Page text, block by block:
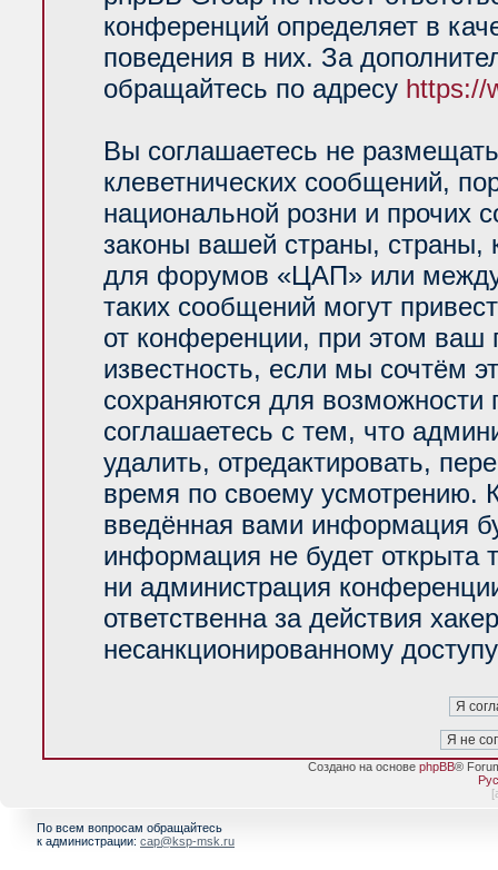
конференций определяет в
поведения в них. За
обращайтесь по адресу https://
Вы соглашаетесь не
клеветнических сообщений,
национальной розни и прочих
законы вашей страны, страны,
для форумов «ЦАП» или
таких сообщений могут
от конференции, при этом ваш
известность, если мы сочтём
сохраняются для возможности
соглашаетесь с тем, что
удалить, отредактировать,
время по своему усмотрению.
введённая вами информация
информация не будет открыта
ни администрация
ответственна за действия
несанкционированному
Создано на основе phpBB®
[
По всем вопросам обращайтесь
к администрации: cap@ksp-msk.ru